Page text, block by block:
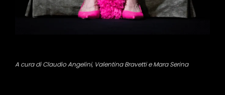
A cura di Claudio Angelini, Valentina Bravetti e Mara Serina